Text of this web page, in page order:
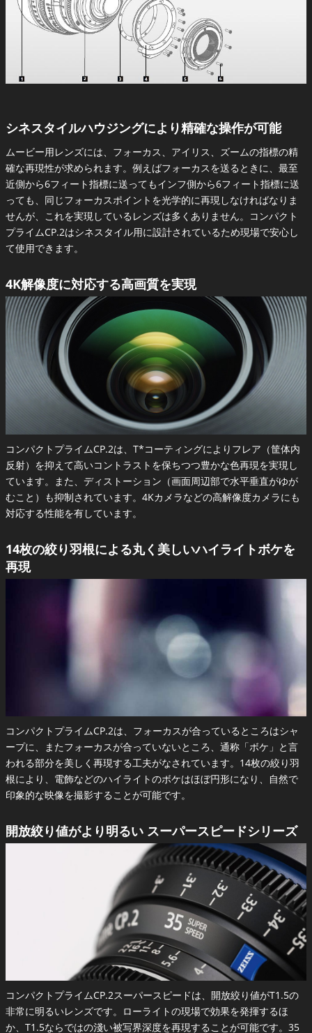
シネスタイルハウジングにより精確な操作が可能
ムービー用レンズには、フォーカス、アイリス、ズームの指標の精
確な再現性が求められます。例えばフォーカスを送るときに、最至
近側から6フィート指標に送ってもインフ側から6フィート指標に送
っても、同じフォーカスポイントを光学的に再現しなければなりま
せんが、これを実現しているレンズは多くありません。コンパクト
プライムCP.2はシネスタイル用に設計されているため現場で安心し
て使用できます。
4K解像度に対応する高画質を実現
コンパクトプライムCP.2は、T*コーティングによりフレア（筐体内
反射）を抑えて高いコントラストを保ちつつ豊かな色再現を実現し
ています。また、ディストーション（画面周辺部で水平垂直がゆが
むこと）も抑制されています。4Kカメラなどの高解像度カメラにも
対応する性能を有しています。
14枚の絞り羽根による丸く美しいハイライトボケを
再現
コンパクトプライムCP.2は、フォーカスが合っているところはシャ
ープに、またフォーカスが合っていないところ、通称「ボケ」と言
われる部分を美しく再現する工夫がなされています。14枚の絞り羽
根により、電飾などのハイライトのボケはほぼ円形になり、自然で
印象的な映像を撮影することが可能です。
開放絞り値がより明るい スーパースピードシリーズ
コンパクトプライムCP.2スーパースピードは、開放絞り値がT1.5の
非常に明るいレンズです。ローライトの現場で効果を発揮するほ
か、T1.5ならではの淺い被写界深度を再現することが可能です。35